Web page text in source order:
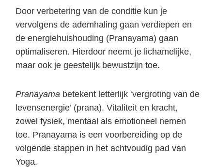
Door verbetering van de conditie kun je
vervolgens de ademhaling gaan verdiepen en
de energiehuishouding (Pranayama) gaan
optimaliseren. Hierdoor neemt je lichamelijke,
maar ook je geestelijk bewustzijn toe.
Pranayama betekent letterlijk ‘vergroting van de
levensenergie’ (prana). Vitaliteit en kracht,
zowel fysiek, mentaal als emotioneel nemen
toe. Pranayama is een voorbereiding op de
volgende stappen in het achtvoudig pad van
Yoga.